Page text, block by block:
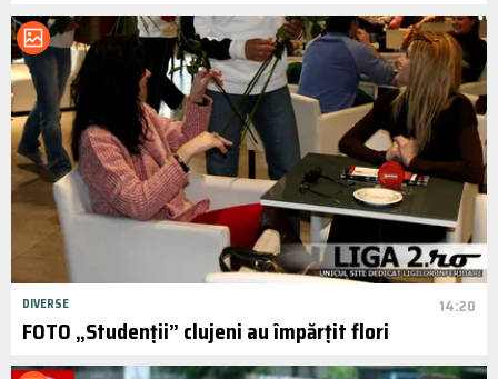
DIVERSE 14:20
FOTO „Studenții” clujeni au împărțit flori